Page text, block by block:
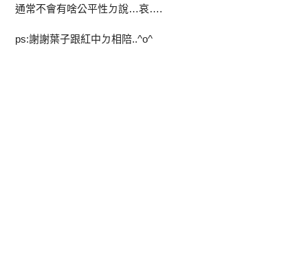
通常不會有啥公平性ㄉ說…哀….
ps:謝謝葉子跟紅中ㄉ相陪..^o^